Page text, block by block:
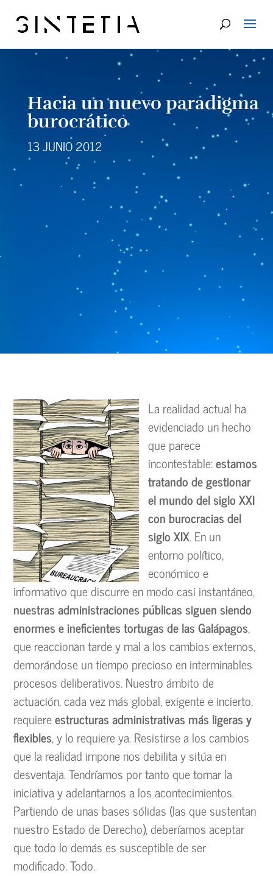
Hacia un nuevo paradigma
burocrático
13 JUNIO 2012
La realidad actual ha
evidenciado un hecho
que parece
incontestable:estamos
tratando de gestionar
el mundo del siglo XXI
con burocracias del
siglo XIX. En un
entorno político,
económico e
informativo que discurre en modo casi instantáneo,
nuestras administraciones públicas siguen siendo
enormes e ineficientes tortugas de las Galápagos,
que reaccionan tarde y mal a los cambios externos,
demorándose un tiempo precioso en interminables
procesos deliberativos. Nuestro ámbito de
actuación, cada vez más global, exigente e incierto,
requiereestructuras administrativas más ligeras y
flexibles, y lo requiere ya. Resistirse a los cambios
que la realidad impone nos debilita y sitúa en
desventaja. Tendríamos por tanto que tomar la
iniciativa y adelantarnos a los acontecimientos.
Partiendo de unas bases sólidas (las que sustentan
nuestro Estado de Derecho), deberíamos aceptar
que todo lo demás es susceptible de ser
modificado. Todo.